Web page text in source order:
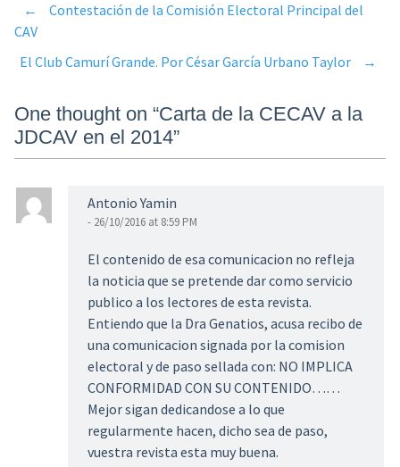
Post
navigation
←
Contestación de la Comisión Electoral Principal del
CAV
El Club Camurí Grande. Por César García Urbano Taylor
→
One thought on “Carta de la CECAV a la
JDCAV en el 2014”
Antonio Yamin
- 26/10/2016 at 8:59 PM
El contenido de esa comunicacion no refleja
la noticia que se pretende dar como servicio
publico a los lectores de esta revista.
Entiendo que la Dra Genatios, acusa recibo de
una comunicacion signada por la comision
electoral y de paso sellada con: NO IMPLICA
CONFORMIDAD CON SU CONTENIDO……
Mejor sigan dedicandose a lo que
regularmente hacen, dicho sea de paso,
vuestra revista esta muy buena.